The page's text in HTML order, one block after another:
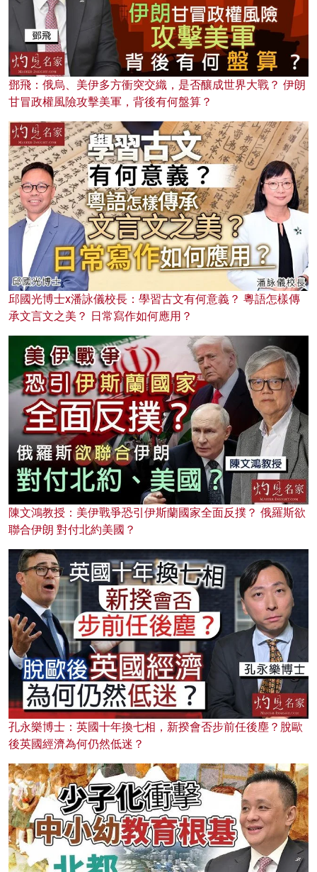
鄧飛：俄烏、美伊多方衝突交織，是否釀成世界大戰？ 伊朗
甘冒政權風險攻擊美軍，背後有何盤算？
邱國光博士x潘詠儀校長：學習古文有何意義？ 粵語怎樣傳
承文言文之美？ 日常寫作如何應用？
陳文鴻教授：美伊戰爭恐引伊斯蘭國家全面反撲？ 俄羅斯欲
聯合伊朗 對付北約美國？
孔永樂博士：英國十年換七相，新揆會否步前任後塵？脫歐
後英國經濟為何仍然低迷？